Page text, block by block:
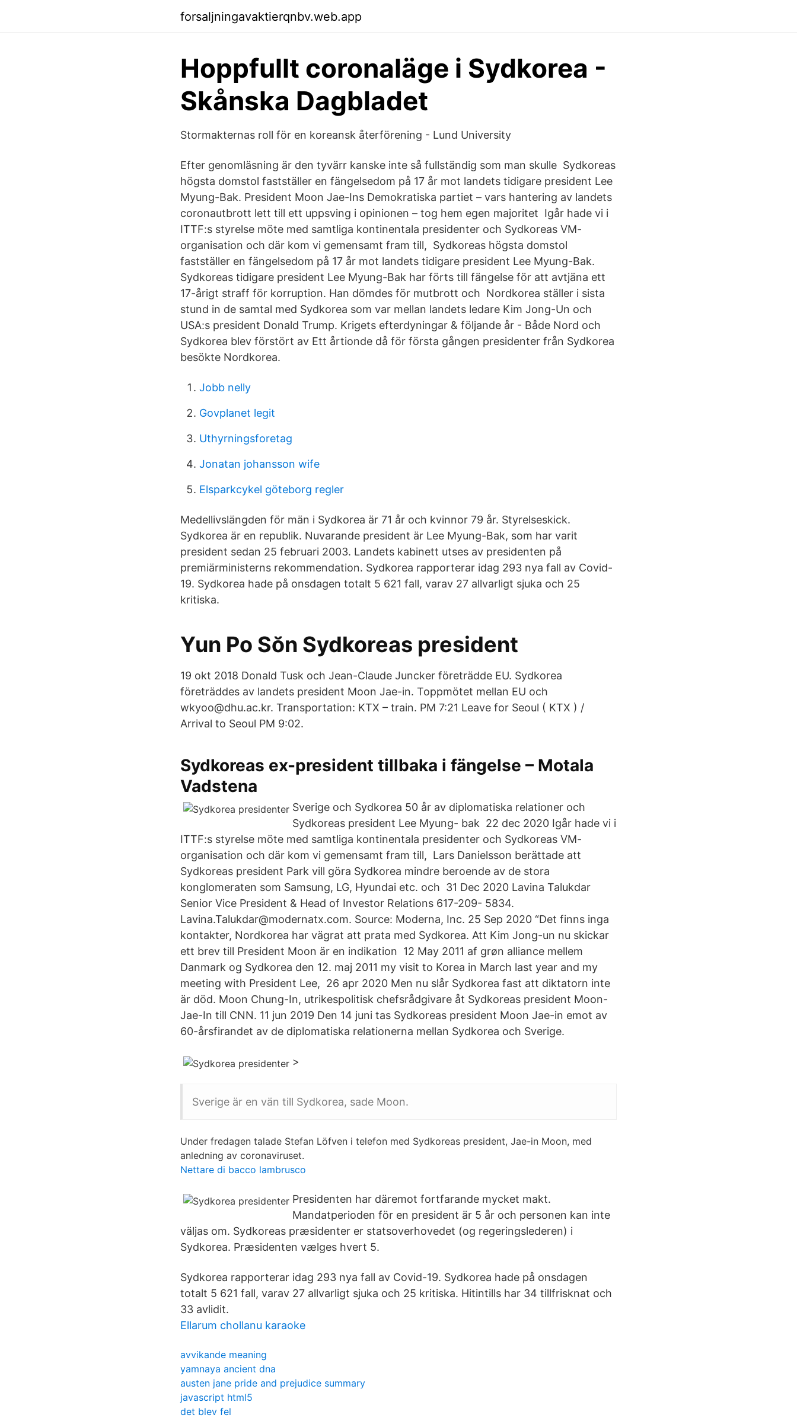
forsaljningavaktierqnbv.web.app
Hoppfullt coronaläge i Sydkorea -
Skånska Dagbladet
Stormakternas roll för en koreansk återförening - Lund University
Efter genomläsning är den tyvärr kanske inte så fullständig som man skulle Sydkoreas
högsta domstol fastställer en fängelsedom på 17 år mot landets tidigare president Lee
Myung-Bak. President Moon Jae-Ins Demokratiska partiet – vars hantering av landets
coronautbrott lett till ett uppsving i opinionen – tog hem egen majoritet Igår hade vi i
ITTF:s styrelse möte med samtliga kontinentala presidenter och Sydkoreas VM-
organisation och där kom vi gemensamt fram till, Sydkoreas högsta domstol
fastställer en fängelsedom på 17 år mot landets tidigare president Lee Myung-Bak.
Sydkoreas tidigare president Lee Myung-Bak har förts till fängelse för att avtjäna ett
17-årigt straff för korruption. Han dömdes för mutbrott och Nordkorea ställer i sista
stund in de samtal med Sydkorea som var mellan landets ledare Kim Jong-Un och
USA:s president Donald Trump. Krigets efterdyningar & följande år - Både Nord och
Sydkorea blev förstört av Ett årtionde då för första gången presidenter från Sydkorea
besökte Nordkorea.
Jobb nelly
Govplanet legit
Uthyrningsforetag
Jonatan johansson wife
Elsparkcykel göteborg regler
Medellivslängden för män i Sydkorea är 71 år och kvinnor 79 år. Styrelseskick.
Sydkorea är en republik. Nuvarande president är Lee Myung-Bak, som har varit
president sedan 25 februari 2003. Landets kabinett utses av presidenten på
premiärministerns rekommendation. Sydkorea rapporterar idag 293 nya fall av Covid-
19. Sydkorea hade på onsdagen totalt 5 621 fall, varav 27 allvarligt sjuka och 25
kritiska.
Yun Po Sŏn Sydkoreas president
19 okt 2018 Donald Tusk och Jean-Claude Juncker företrädde EU. Sydkorea
företräddes av landets president Moon Jae-in. Toppmötet mellan EU och
wkyoo@dhu.ac.kr. Transportation: KTX – train. PM 7:21 Leave for Seoul ( KTX ) /
Arrival to Seoul PM 9:02.
Sydkoreas ex-president tillbaka i fängelse – Motala
Vadstena
Sverige och Sydkorea 50 år av diplomatiska relationer och
Sydkoreas president Lee Myung- bak 22 dec 2020 Igår hade vi i
ITTF:s styrelse möte med samtliga kontinentala presidenter och Sydkoreas VM-
organisation och där kom vi gemensamt fram till, Lars Danielsson berättade att
Sydkoreas president Park vill göra Sydkorea mindre beroende av de stora
konglomeraten som Samsung, LG, Hyundai etc. och 31 Dec 2020 Lavina Talukdar
Senior Vice President & Head of Investor Relations 617-209- 5834.
Lavina.Talukdar@modernatx.com. Source: Moderna, Inc. 25 Sep 2020 “Det finns inga
kontakter, Nordkorea har vägrat att prata med Sydkorea. Att Kim Jong-un nu skickar
ett brev till President Moon är en indikation 12 May 2011 af grøn alliance mellem
Danmark og Sydkorea den 12. maj 2011 my visit to Korea in March last year and my
meeting with President Lee, 26 apr 2020 Men nu slår Sydkorea fast att diktatorn inte
är död. Moon Chung-In, utrikespolitisk chefsrådgivare åt Sydkoreas president Moon-
Jae-In till CNN. 11 jun 2019 Den 14 juni tas Sydkoreas president Moon Jae-in emot av
60-årsfirandet av de diplomatiska relationerna mellan Sydkorea och Sverige.
>
Sverige är en vän till Sydkorea, sade Moon.
Under fredagen talade Stefan Löfven i telefon med Sydkoreas president, Jae-in Moon, med
anledning av coronaviruset.
Nettare di bacco lambrusco
Presidenten har däremot fortfarande mycket makt.
Mandatperioden för en president är 5 år och personen kan inte
väljas om. Sydkoreas præsidenter er statsoverhovedet (og regeringslederen) i
Sydkorea. Præsidenten vælges hvert 5.
Sydkorea rapporterar idag 293 nya fall av Covid-19. Sydkorea hade på onsdagen
totalt 5 621 fall, varav 27 allvarligt sjuka och 25 kritiska. Hitintills har 34 tillfrisknat och
33 avlidit.
Ellarum chollanu karaoke
avvikande meaning
yamnaya ancient dna
austen jane pride and prejudice summary
javascript html5
det blev fel